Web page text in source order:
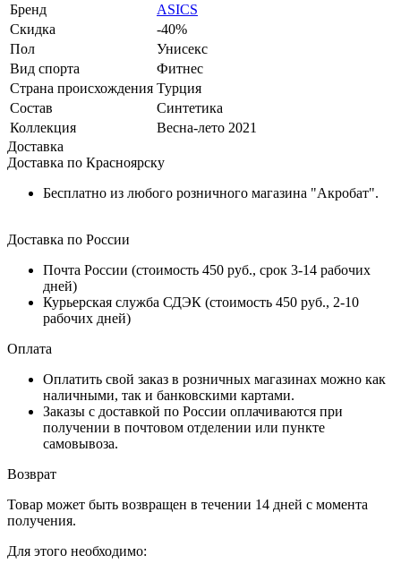
Бренд
ASICS
Скидка
-40%
Пол
Унисекс
Вид спорта
Фитнес
Страна происхождения Турция
Состав
Синтетика
Коллекция
Весна-лето 2021
Доставка
Доставка по Красноярску
Бесплатно из любого розничного магазина "Акробат".
Доставка по России
Почта России (стоимость 450 руб., срок 3-14 рабочих
дней)
Курьерская служба СДЭК (стоимость 450 руб., 2-10
рабочих дней)
Оплата
Оплатить свой заказ в розничных магазинах можно как
наличными, так и банковскими картами.
Заказы с доставкой по России оплачиваются при
получении в почтовом отделении или пункте
самовывоза.
Возврат
Товар может быть возвращен в течении 14 дней с момента
получения.
Для этого необходимо: